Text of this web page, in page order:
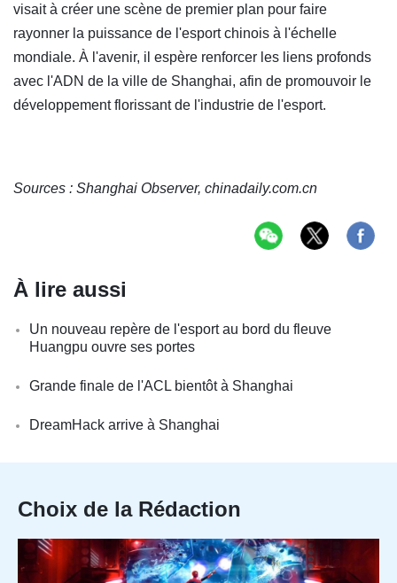
visait à créer une scène de premier plan pour faire
rayonner la puissance de l'esport chinois à l'échelle
mondiale. À l'avenir, il espère renforcer les liens profonds
avec l'ADN de la ville de Shanghai, afin de promouvoir le
développement florissant de l'industrie de l'esport.
Sources : Shanghai Observer, chinadaily.com.cn
À lire aussi
Un nouveau repère de l'esport au bord du fleuve
Huangpu ouvre ses portes
Grande finale de l'ACL bientôt à Shanghai
DreamHack arrive à Shanghai
Choix de la Rédaction